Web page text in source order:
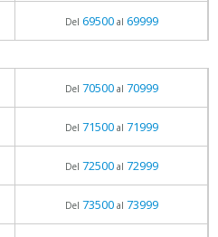
Del 69500al 69999
Del 70500al 70999
Del 71500al 71999
Del 72500al 72999
Del 73500al 73999